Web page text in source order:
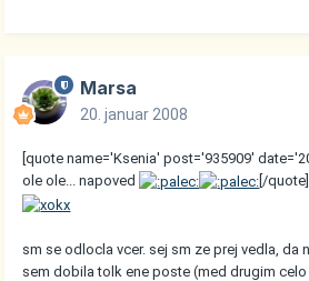
Marsa
20. januar 2008
[quote name='Ksenia' post='935909'
ole ole... napoved
[/quote]
sm se odlocla vcer. sej sm ze prej vedla, da
sem dobila tolk ene poste (med drugim